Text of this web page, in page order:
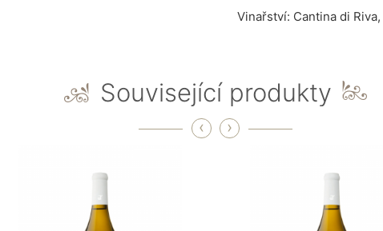
Vinařství: Cantina di Riva,
Související produkty
‹ ›